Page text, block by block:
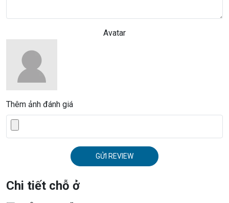
Avatar
Thêm ảnh đánh giá
GỬI REVIEW
Chi tiết chỗ ở